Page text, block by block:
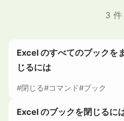
3 件
Excel のすべてのブックを
じるには
#閉じる#コマンド#ブック
Excel のブックを閉じるに